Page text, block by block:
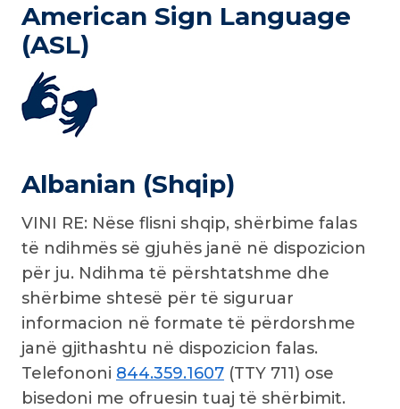
American Sign Language
(ASL)
Albanian (Shqip)
VINI RE: Nëse flisni shqip, shërbime falas
të ndihmës së gjuhës janë në dispozicion
për ju. Ndihma të përshtatshme dhe
shërbime shtesë për të siguruar
informacion në formate të përdorshme
janë gjithashtu në dispozicion falas.
Telefononi 844.359.1607 (TTY 711) ose
bisedoni me ofruesin tuaj të shërbimit.